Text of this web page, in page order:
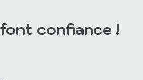
confiance !